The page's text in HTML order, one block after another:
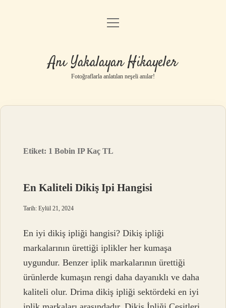
Anasayfa
Yasal Uyarı
menüyü
Anı Yakalayan Hikayeler
Fotoğraflarla anlatılan neşeli anılar!
Etiket: 1 Bobin IP Kaç TL
En Kaliteli Dikiş Ipi Hangisi
Tarih: Eylül 21, 2024
En iyi dikiş ipliği hangisi? Dikiş ipliği
markalarının ürettiği iplikler her kumaşa
uygundur. Benzer iplik markalarının ürettiği
ürünlerde kumaşın rengi daha dayanıklı ve daha
kaliteli olur. Drima dikiş ipliği sektördeki en iyi